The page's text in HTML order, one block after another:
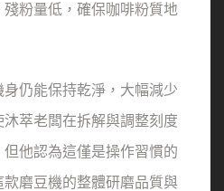
粉量低，確保咖啡粉質地
仍能保持乾淨，大幅減少
萃老闆在拆解與調整刻度
他認為這僅是操作習慣的
磨豆機的整體研磨品質與